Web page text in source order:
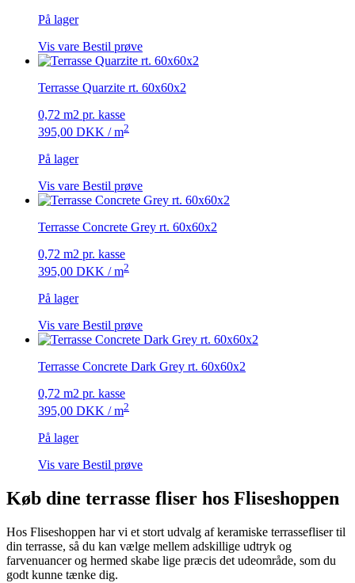
På lager
Vis vare Bestil prøve
Terrasse Quarzite rt. 60x60x2
0,72 m2 pr. kasse
395,00 DKK / m2
På lager
Vis vare Bestil prøve
Terrasse Concrete Grey rt. 60x60x2
0,72 m2 pr. kasse
395,00 DKK / m2
På lager
Vis vare Bestil prøve
Terrasse Concrete Dark Grey rt. 60x60x2
0,72 m2 pr. kasse
395,00 DKK / m2
På lager
Vis vare Bestil prøve
Køb dine terrasse fliser hos Fliseshoppen
Hos Fliseshoppen har vi et stort udvalg af keramiske terrassefliser til
din terrasse, så du kan vælge mellem adskillige udtryk og
farvenuancer og hermed skabe lige præcis det udeområde, som du
godt kunne tænke dig.